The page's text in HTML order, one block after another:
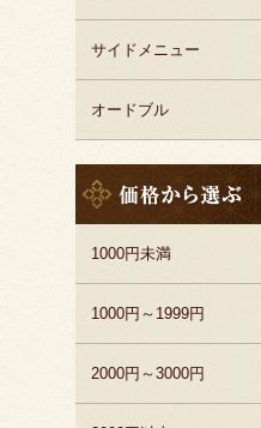
サイドメニュー
オードブル
価
格
か
ら
選
ぶ
1000円未満
1000円～1999円
2000円～3000円